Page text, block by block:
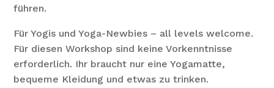
führen.
Für Yogis und Yoga-Newbies – all levels welcome.
Für diesen Workshop sind keine Vorkenntnisse
erforderlich. Ihr braucht nur eine Yogamatte,
bequeme Kleidung und etwas zu trinken.